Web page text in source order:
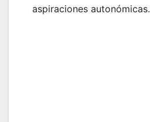
aspiraciones autonómicas.